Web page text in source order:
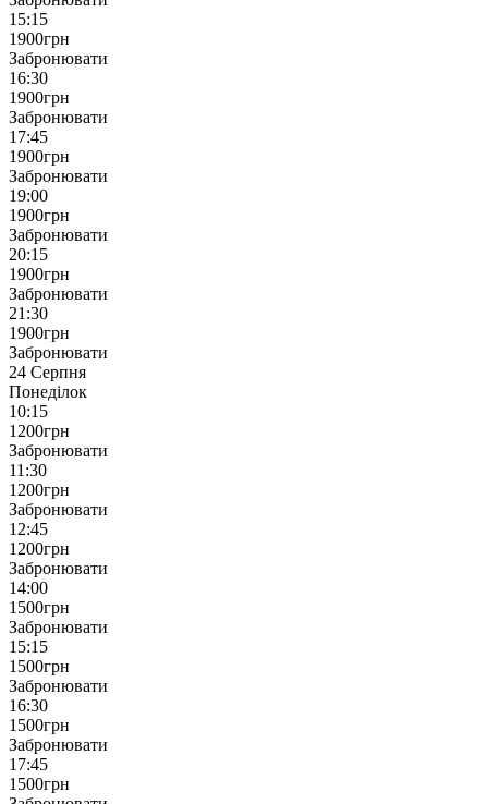
15:15
1900грн
Забронювати
16:30
1900грн
Забронювати
17:45
1900грн
Забронювати
19:00
1900грн
Забронювати
20:15
1900грн
Забронювати
21:30
1900грн
Забронювати
24 Серпня
Понеділок
10:15
1200грн
Забронювати
11:30
1200грн
Забронювати
12:45
1200грн
Забронювати
14:00
1500грн
Забронювати
15:15
1500грн
Забронювати
16:30
1500грн
Забронювати
17:45
1500грн